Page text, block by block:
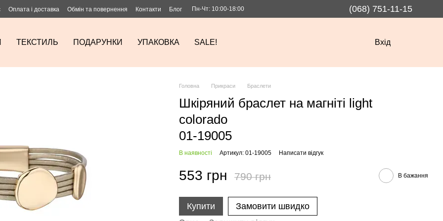
Оплата і доставка Обмін та повернення Контакти Блог Пн-Чт: 10:00-18:00 (068) 751-11-15
ТЕКСТИЛЬ ПОДАРУНКИ УПАКОВКА SALE! Вхід
Головна Прикраси Браслети
Шкіряний браслет на магніті light
colorado
01-19005
В наявності Артикул: 01-19005 Написати відгук
553 грн 790 грн В бажання
Купити Замовити швидко